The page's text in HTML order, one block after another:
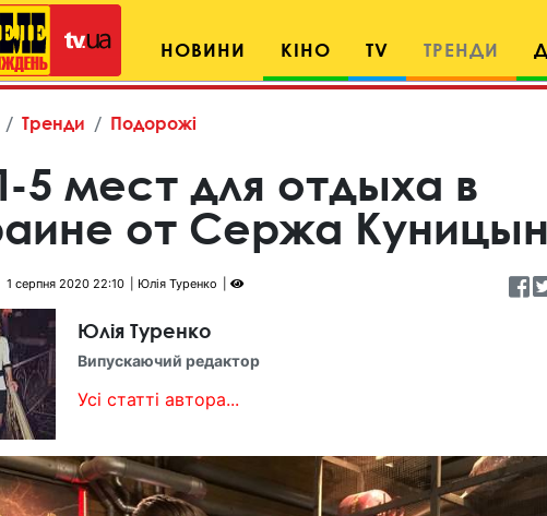
НОВИНИ КІНО TV ТРЕНДИ
Тренди Подорожі
5 мест для отдыха в
от Сержа
1 серпня 2020 22:10 Юлія Туренко
Юлія Туренко
Випускаючий редактор
Усі статті автора...